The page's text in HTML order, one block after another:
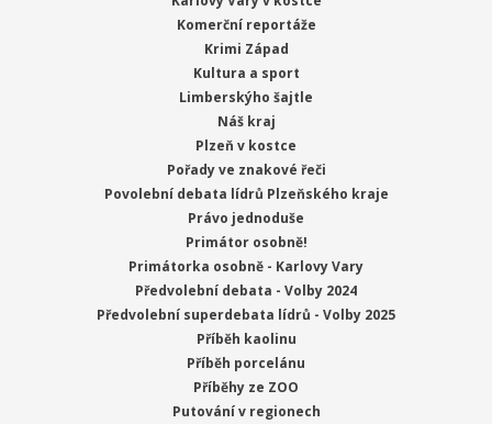
Komerční reportáže
Krimi Západ
Kultura a sport
Limberskýho šajtle
Náš kraj
Plzeň v kostce
Pořady ve znakové řeči
Povolební debata lídrů Plzeňského kraje
Právo jednoduše
Primátor osobně!
Primátorka osobně - Karlovy Vary
Předvolební debata - Volby 2024
Předvolební superdebata lídrů - Volby 2025
Příběh kaolinu
Příběh porcelánu
Příběhy ze ZOO
Putování v regionech